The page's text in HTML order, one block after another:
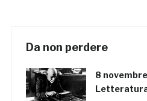
Da non perdere
8